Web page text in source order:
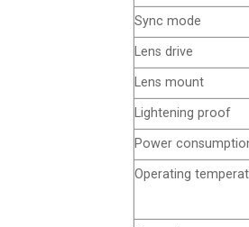
Sync mode
Lens drive
Lens mount
Lightening proof
Power
Operating